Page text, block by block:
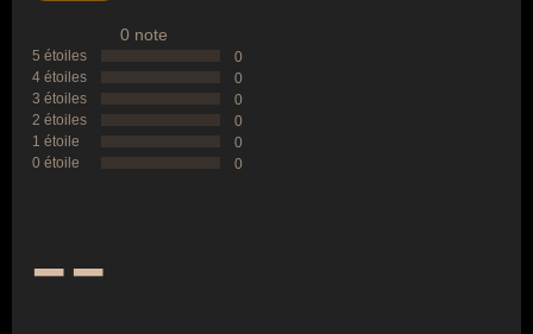
0 note
5 étoiles
0
4 étoiles
0
3 étoiles
0
2 étoiles
0
1 étoile
0
0 étoile
0
--